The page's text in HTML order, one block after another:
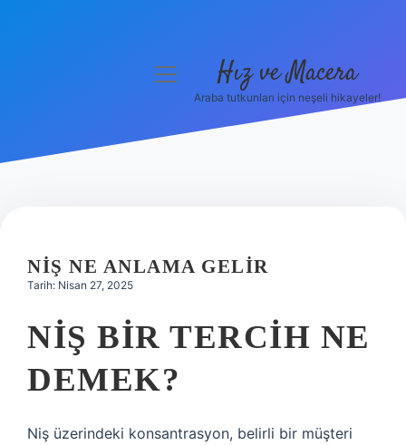
Hakkımızda
menüyü
Hız ve Macera
Araba tutkunları için neşeli hikayeler!
NIŞ NE ANLAMA GELIR
Tarih: Nisan 27, 2025
NIŞ BIR TERCIH NE
DEMEK?
Niş üzerindeki konsantrasyon, belirli bir müşteri